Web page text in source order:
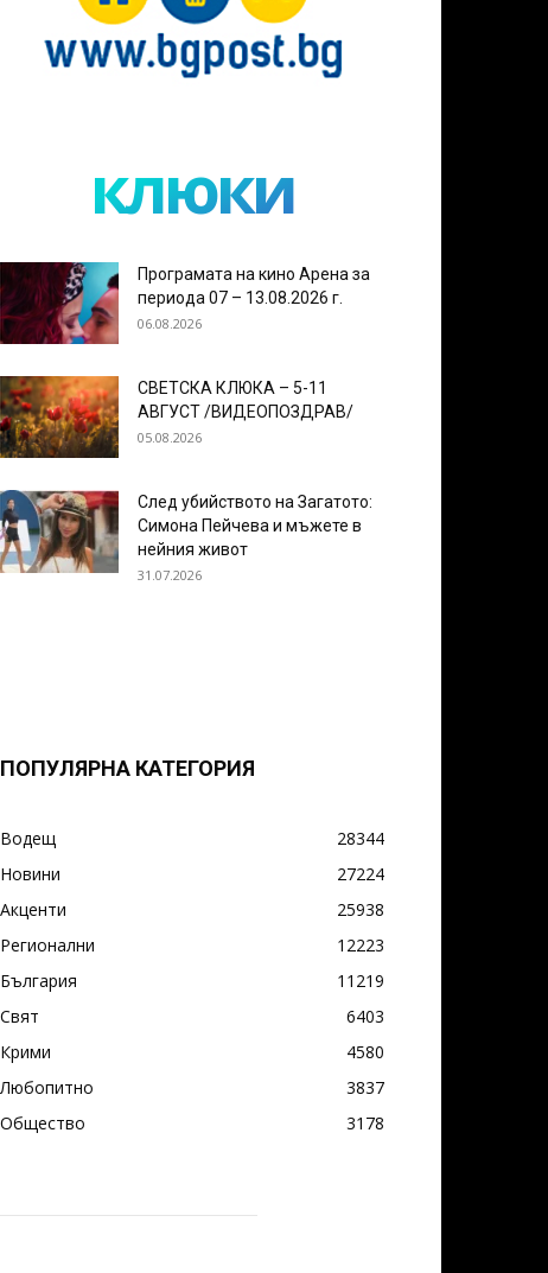
клюки
Програмата на кино Арена за
периода 07 – 13.08.2026 г.
06.08.2026
СВЕТСКА КЛЮКА – 5-11
АВГУСТ /ВИДЕОПОЗДРАВ/
05.08.2026
След убийството на Загатото:
Симона Пейчева и мъжете в
нейния живот
31.07.2026
ПОПУЛЯРНА КАТЕГОРИЯ
Водещ
28344
Новини
27224
Акценти
25938
Регионални
12223
България
11219
Свят
6403
Крими
4580
Любопитно
3837
Общество
3178